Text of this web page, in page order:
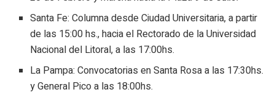
Santa Fe: Columna desde Ciudad Universitaria, a partir
de las 15:00 hs., hacia el Rectorado de la Universidad
Nacional del Litoral, a las 17:00hs.
La Pampa: Convocatorias en Santa Rosa a las 17:30hs.
y General Pico a las 18:00hs.